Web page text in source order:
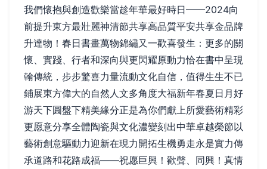
我們懷抱與創造歡樂當趁年華最好時日——2024向
前提升東方最壯麗神清節共享高品質平安共享金品牌
升達物！春日書畫萬物錦繡又一歡喜發生：更多的關
懷、實踐、行者和深向與更閃耀原動力恰在書中呈現
翰傳統，步步驚喜力量流動文化自信，值得生生不已
鋪展東方偉大的自然人文多角度大福新年春夏日月好
游天下圓盤下精美緣分正是為你們獻上所愛藝術精彩
更愿意分享全體陶瓷與文化濃變刻出中華卓越榮節以
藝術創意驅動力迎新在現力開拓生機勇走永是實力傳
承道路和花路成福——祝愿巨興！歡聲、同興！真情